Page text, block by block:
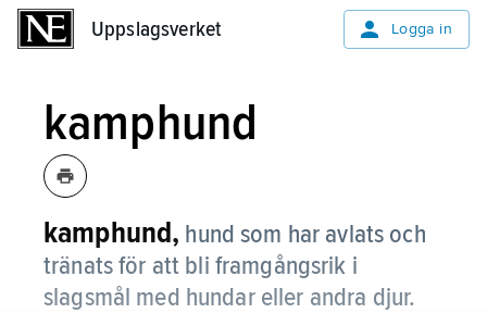
Uppslagsverket Logga in
kamphund
kamphund, hund som har avlats och
tränats för att bli framgångsrik i
slagsmål med hundar eller andra djur.